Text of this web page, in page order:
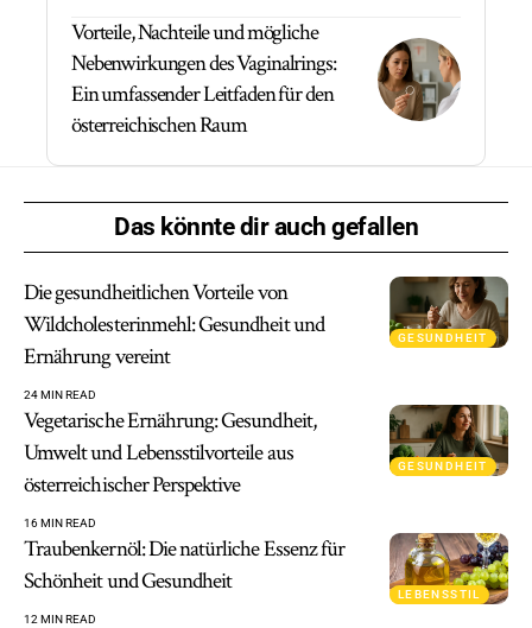
Vorteile, Nachteile und mögliche
Nebenwirkungen des Vaginalrings:
Ein umfassender Leitfaden für den
österreichischen Raum
Das könnte dir auch gefallen
GESUNDHEIT
Die gesundheitlichen Vorteile von
Wildcholesterinmehl: Gesundheit und
Ernährung vereint
24 MIN READ
GESUNDHEIT
Vegetarische Ernährung: Gesundheit,
Umwelt und Lebensstilvorteile aus
österreichischer Perspektive
16 MIN READ
LEBENSSTIL
Traubenkernöl: Die natürliche Essenz für
Schönheit und Gesundheit
12 MIN READ